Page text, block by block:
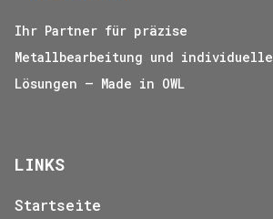
Ihr Partner für präzise
Metallbearbeitung und individuelle
Lösungen – Made in OWL
LINKS
Startseite